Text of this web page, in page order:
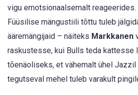
vigu emotsionaalsemalt reageerides.
Füüsilise mängustiili tõttu tuleb
ääremängijaid – näiteks Markkanen
raskustesse, kui Bulls teda kattesse
tõenäoliseks, et vähemalt ühel
tegutseval mehel tuleb varakult